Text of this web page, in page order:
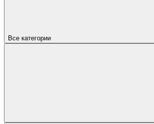
Все категории